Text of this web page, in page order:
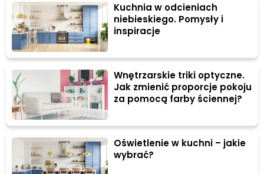
Kuchnia w odcieniach
niebieskiego. Pomysły i
inspiracje
Wnętrzarskie triki optyczne.
Jak zmienić proporcje pokoju
za pomocą farby ściennej?
Oświetlenie w kuchni – jakie
wybrać?